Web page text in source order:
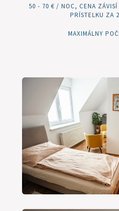
50 - 70 € / NOC, CENA ZÁVISÍ
PRÍSTELKU ZA
MAXIMÁLNY